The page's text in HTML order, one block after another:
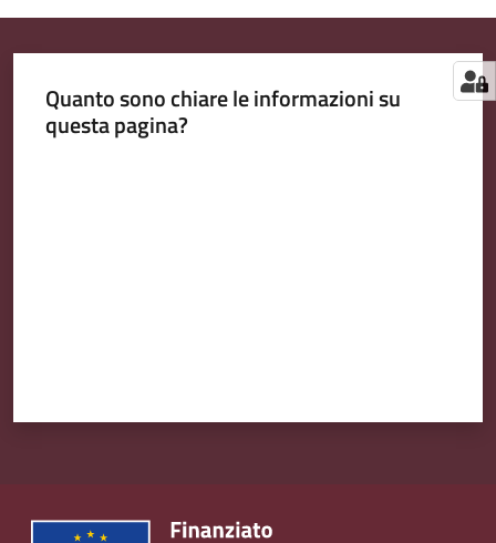
Quanto sono chiare le informazioni su
questa pagina?